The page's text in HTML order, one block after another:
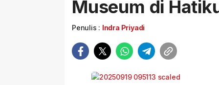
Museum di
Penulis : Indra Priyadi